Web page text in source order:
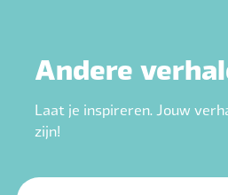
Andere
Laat je inspireren. Jouw
zijn!